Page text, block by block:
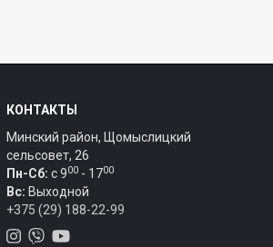
КОНТАКТЫ
Минский район, Щомыслицкий
сельсовет, 26
Пн-Сб: c 900 - 1700
Вс: Выходной
+375 (29) 188-22-99